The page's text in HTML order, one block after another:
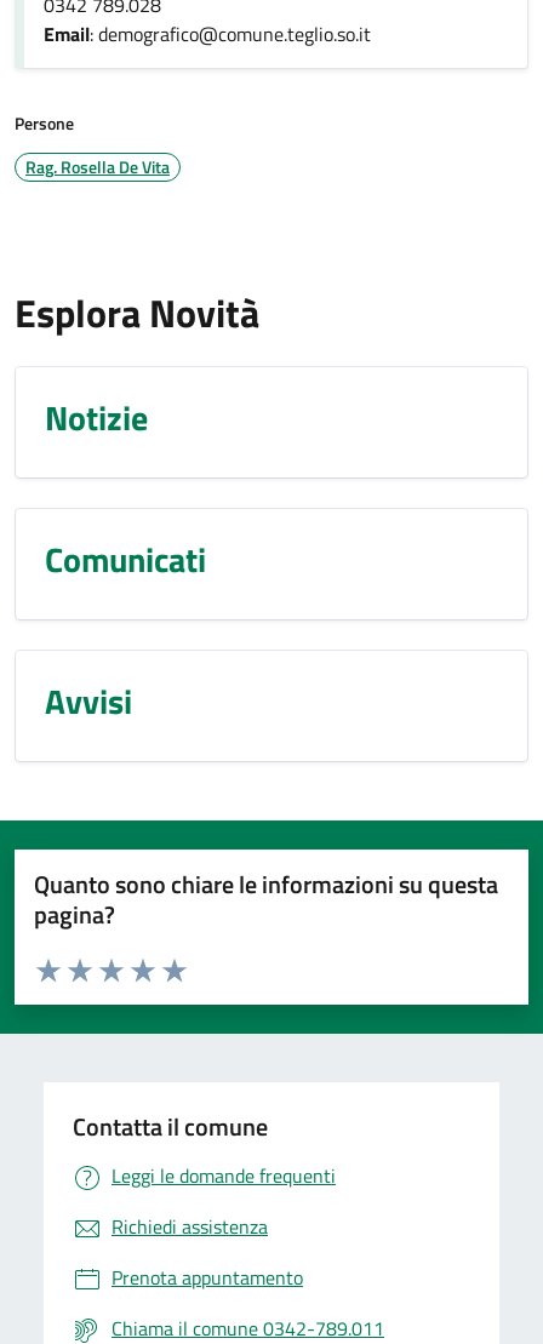
Email: demografico@comune.teglio.so.it
Persone
Rag. Rosella De Vita
Esplora Novità
Notizie
Comunicati
Avvisi
Quanto sono chiare le informazioni su questa
pagina?
Valuta da 1 a 5 stelle la pagina
Valuta 5 stelle su 5
Valuta 4 stelle su 5
Valuta 3 stelle su 5
Valuta 2 stelle su 5
Valuta 1 stelle su 5
Contatta il comune
Leggi le domande frequenti
Richiedi assistenza
Prenota appuntamento
Chiama il comune 0342-789.011